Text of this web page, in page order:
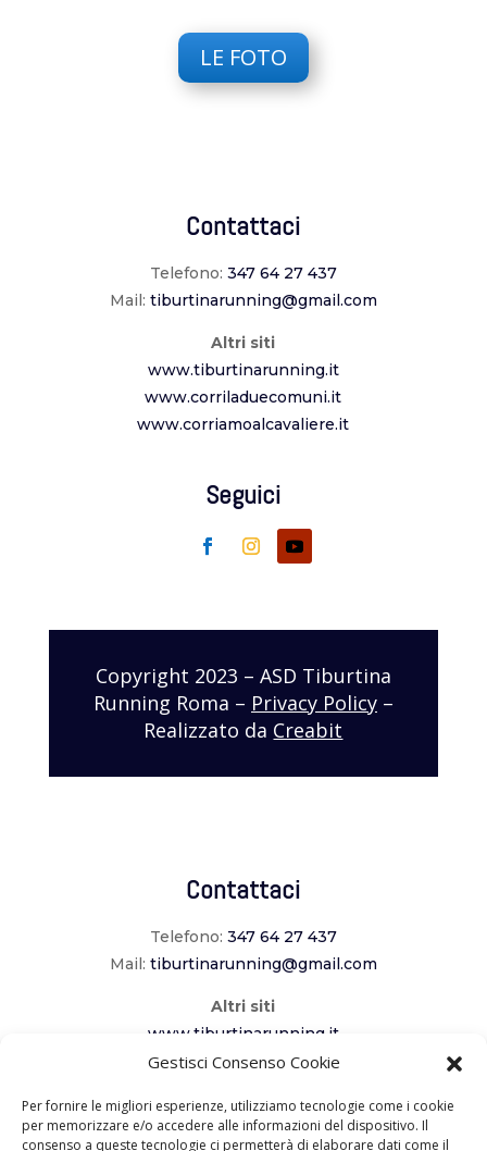
Gestisci Consenso Cookie
Per fornire le migliori esperienze, utilizziamo tecnologie come i cookie
per memorizzare e/o accedere alle informazioni del dispositivo. Il
consenso a queste tecnologie ci permetterà di elaborare dati come il
LE FOTO
Contattaci
Telefono: 347 64 27 437
Mail: tiburtinarunning@gmail.com
Altri siti
www.tiburtinarunning.it
www.corriladuecomuni.it
www.corriamoalcavaliere.it
Seguici
Copyright 2023 – ASD Tiburtina
Running Roma – Privacy Policy–
Realizzato da Creabit
Contattaci
Telefono: 347 64 27 437
Mail: tiburtinarunning@gmail.com
Altri siti
www.tiburtinarunning.it
www.corriladuecomuni.it